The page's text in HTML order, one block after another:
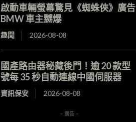
啟動車輛螢幕驚見《蜘蛛俠》廣告
BMW 車主嬲爆
趣聞 2026-08-08
國產路由器秘藏後門！逾 20 款型
號每 35 秒自動連線中國伺服器
資訊保安 2026-08-08
- 廣告 -